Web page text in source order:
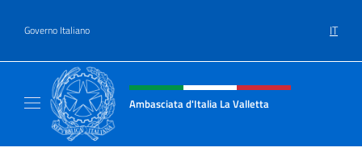
Governo Italiano IT
Intestazione sito, social e menù
Ambasciata d'Italia La Valletta